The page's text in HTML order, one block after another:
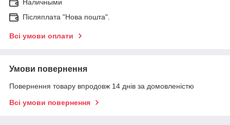
Наличными
Післяплата "Нова пошта".
Всі умови оплати
Умови повернення
Повернення товару впродовж 14 днів за домовленістю
Всі умови повернення